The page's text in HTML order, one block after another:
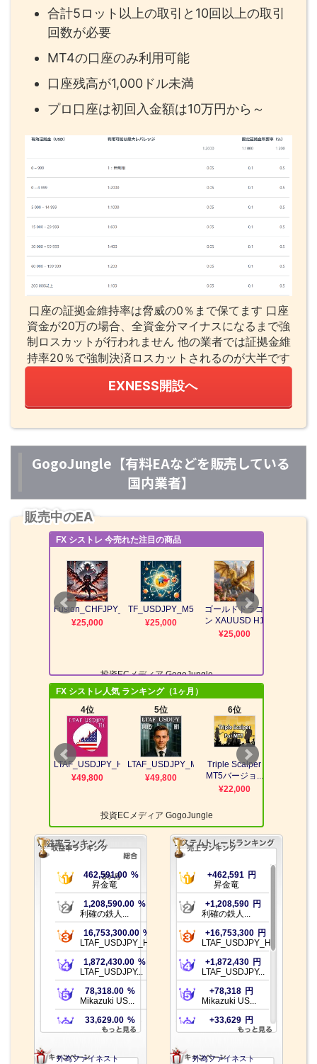
合計5ロット以上の取引と10回以上の取引
回数が必要
MT4の口座のみ利用可能
口座残高が1,000ドル未満
プロ口座は初回入金額は10万円から～
口座の証拠金維持率は脅威の0％まで保てます 口座
資金が20万の場合、全資金分マイナスになるまで強
制ロスカットが行われません 他の業者では証拠金維
持率20％で強制決済ロスカットされるのが大半です
EXNESS開設へ
GogoJungle【有料EAなどを販売している
国内業者】
販売中のEA